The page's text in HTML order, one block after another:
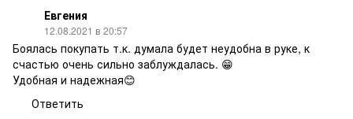
Евгения
12.08.2021 в 20:57
Боялась покупать т.к. думала будет неудобна в руке, к
счастью очень сильно заблуждалась. 😁
Удобная и надежная😊
Ответить